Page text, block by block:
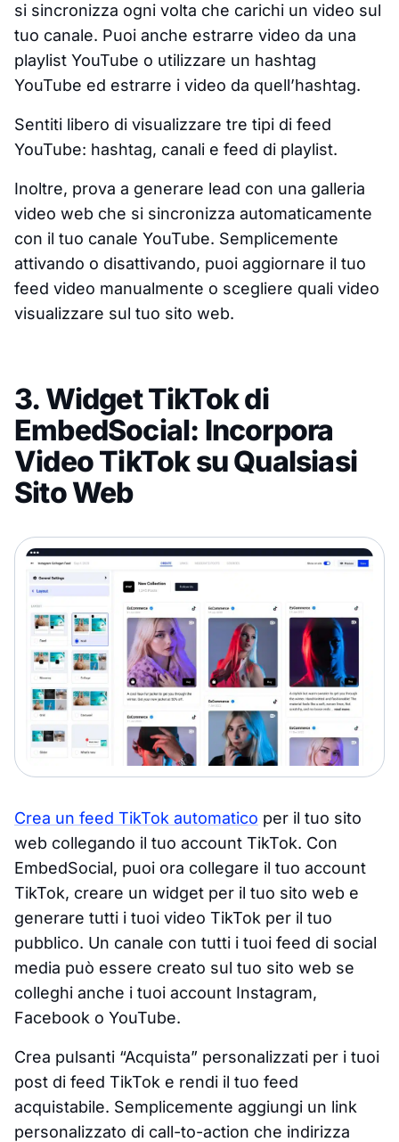
si sincronizza ogni volta che carichi un video sul
tuo canale. Puoi anche estrarre video da una
playlist YouTube o utilizzare un hashtag
YouTube ed estrarre i video da quell’hashtag.
Sentiti libero di visualizzare tre tipi di feed
YouTube: hashtag, canali e feed di playlist.
Inoltre, prova a generare lead con una galleria
video web che si sincronizza automaticamente
con il tuo canale YouTube. Semplicemente
attivando o disattivando, puoi aggiornare il tuo
feed video manualmente o scegliere quali video
visualizzare sul tuo sito web.
3. Widget TikTok di
EmbedSocial: Incorpora
Video TikTok su Qualsiasi
Sito Web
Crea un feed TikTok automatico per il tuo sito
web collegando il tuo account TikTok. Con
EmbedSocial, puoi ora collegare il tuo account
TikTok, creare un widget per il tuo sito web e
generare tutti i tuoi video TikTok per il tuo
pubblico. Un canale con tutti i tuoi feed di social
media può essere creato sul tuo sito web se
colleghi anche i tuoi account Instagram,
Facebook o YouTube.
Crea pulsanti “Acquista” personalizzati per i tuoi
post di feed TikTok e rendi il tuo feed
acquistabile. Semplicemente aggiungi un link
personalizzato di call-to-action che indirizza